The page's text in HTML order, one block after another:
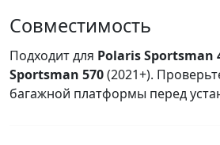
Совместимость
Подходит для Polaris Sportsman
Sportsman 570(2021+).
багажной платформы перед